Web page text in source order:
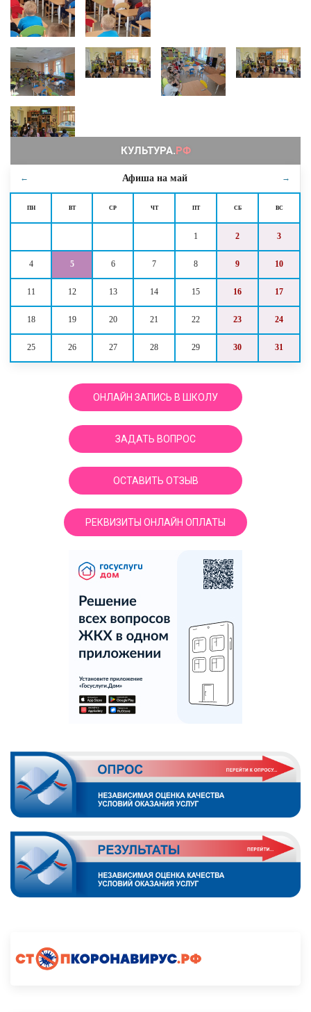
← Афиша на май →
ПН ВТ СР ЧТ ПТ СБ ВС
1 2 3
4 5 6 7 8 9 10
11 12 13 14 15 16 17
18 19 20 21 22 23 24
25 26 27 28 29 30 31
ОНЛАЙН ЗАПИСЬ В ШКОЛУ
ЗАДАТЬ ВОПРОС
ОСТАВИТЬ ОТЗЫВ
РЕКВИЗИТЫ ОНЛАЙН ОПЛАТЫ